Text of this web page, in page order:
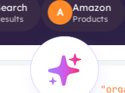
A Amazon
Products T